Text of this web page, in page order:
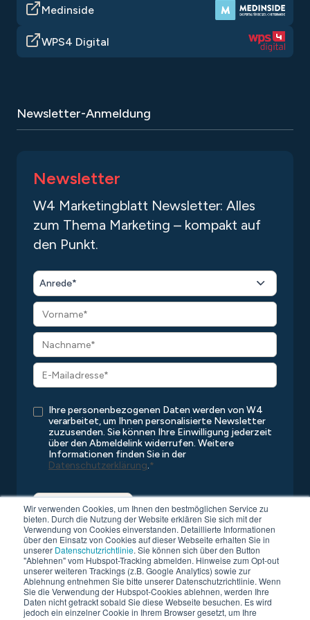
Wir verwenden Cookies, um Ihnen den bestmöglichen Service zu
bieten. Durch die Nutzung der Website erklären Sie sich mit der
Verwendung von Cookies einverstanden. Detaillierte Informationen
über den Einsatz von Cookies auf dieser Webseite erhalten Sie in
unserer Datenschutzrichtlinie. Sie können sich über den Button
"Ablehnen" vom Hubspot-Tracking abmelden. Hinweise zum Opt-out
unserer weiteren Trackings (z.B. Google Analytics) sowie zur
Ablehnung entnehmen Sie bitte unserer Datenschutzrichtlinie. Wenn
Sie die Verwendung der Hubspot-Cookies ablehnen, werden Ihre
Daten nicht getrackt sobald Sie diese Webseite besuchen. Es wird
jedoch ein einzelner Cookie in Ihrem Browser gesetzt, um Ihre
Unternehmen langfristig erfolgreicher zu
Medinside
WPS4 Digital
Newsletter-Anmeldung
Newsletter
W4 Marketingblatt Newsletter: Alles
zum Thema Marketing – kompakt auf
den Punkt.
Anrede*
Ihre personenbezogenen Daten werden von W4
verarbeitet, um Ihnen personalisierte Newsletter
zuzusenden. Sie können Ihre Einwilligung jederzeit
über den Abmeldelink widerrufen. Weitere
Informationen finden Sie in der
Datenschutzerklärung.*
Copyright © 2026 W4Alle Rechte vorbehalten
DatenschutzKompatibilitätslisteAGBImpressum